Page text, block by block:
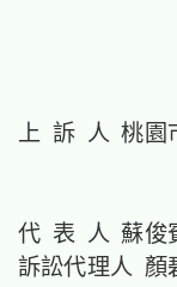
上 訴 人 桃園
代 表
訴訟代理人 顏